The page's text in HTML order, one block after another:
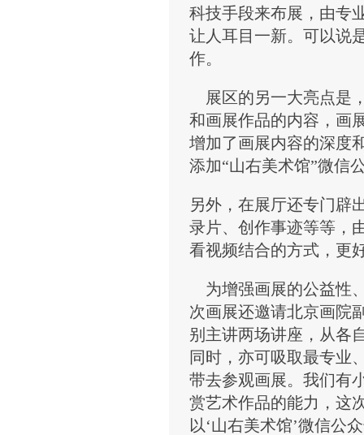
科技手段来布展，由专
让人耳目一新。可以说
作。
展区的另一大亮点是
和画展作品的内容，画
增加了画展内容的深度
添加“山右美术馆”微信
另外，在展厅还专门辟
录片、创作事迹等等，
看视频结合的方式，更
为增强画展的公益性
次画展还邀请北京画院
别主讲两场讲座，从各
同时，亦可吸取最专业
带去参观画展。我们有
赏艺术作品的能力，这
以‘山右美术馆’微信公